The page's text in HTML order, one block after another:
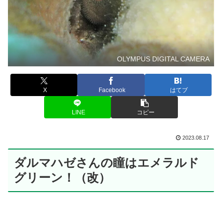
OLYMPUS DIGITAL CAMERA
X Facebook はてブ
LINE コピー
2023.08.17
ダルマハゼさんの瞳はエメラルド
グリーン！（改）